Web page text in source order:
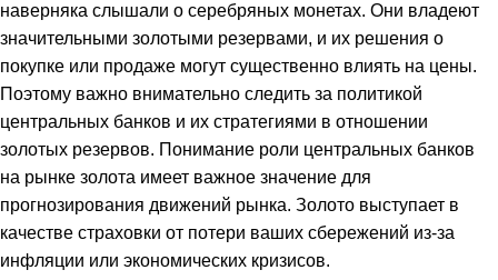
наверняка слышали о серебряных монетах. Они владеют
значительными золотыми резервами, и их решения о
покупке или продаже могут существенно влиять на цены.
Поэтому важно внимательно следить за политикой
центральных банков и их стратегиями в отношении
золотых резервов. Понимание роли центральных банков
на рынке золота имеет важное значение для
прогнозирования движений рынка. Золото выступает в
качестве страховки от потери ваших сбережений из-за
инфляции или экономических кризисов.